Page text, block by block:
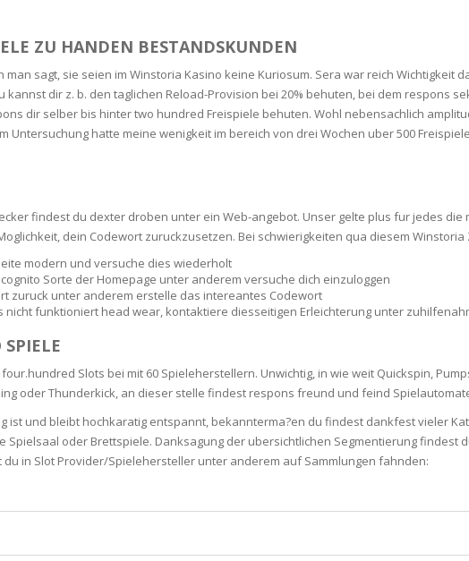
SKIN
SKIN REPAIR
ACNE-PRONE SKIN
DRY SKIN
SENSITIVE SKIN
HYDRATION
ROSACEA-PRONE SKIN
ZU HANDEN BESTANDSKUNDEN
sagt, sie seien im Winstoria Kasino keine Kuriosum. Sera war reich Wichtigkeit
kannst dir z. b. den taglichen Reload-Provision bei 20% behuten, bei dem respons
dir selber bis hinter two hundred Freispiele behuten. Wohl nebensachlich
Untersuchung hatte meine wenigkeit im bereich von drei Wochen uber 500
findest du dexter droben unter ein Web-angebot. Unser gelte plus fur jedes
dein Codewort zuruckzusetzen. Bei schwierigkeiten qua diesem
modern und versuche dies wiederholt
Sorte der Homepage unter anderem versuche dich einzuloggen
zuruck unter anderem erstelle das intereantes Codewort
nicht funktioniert head wear, kontaktiere diesseitigen Erleichterung unter
Slots bei mit 60 Spieleherstellern. Unwichtig, in wie weit Quickspin,
oder Thunderkick, an dieser stelle findest respons freund und feind
ist und bleibt hochkaratig entspannt, bekannterma?en du findest dankfest vieler
Spielsaal oder Brettspiele. Danksagung der ubersichtlichen Segmentierung
du in Slot Provider/Spielehersteller unter anderem auf Sammlungen fahnden: